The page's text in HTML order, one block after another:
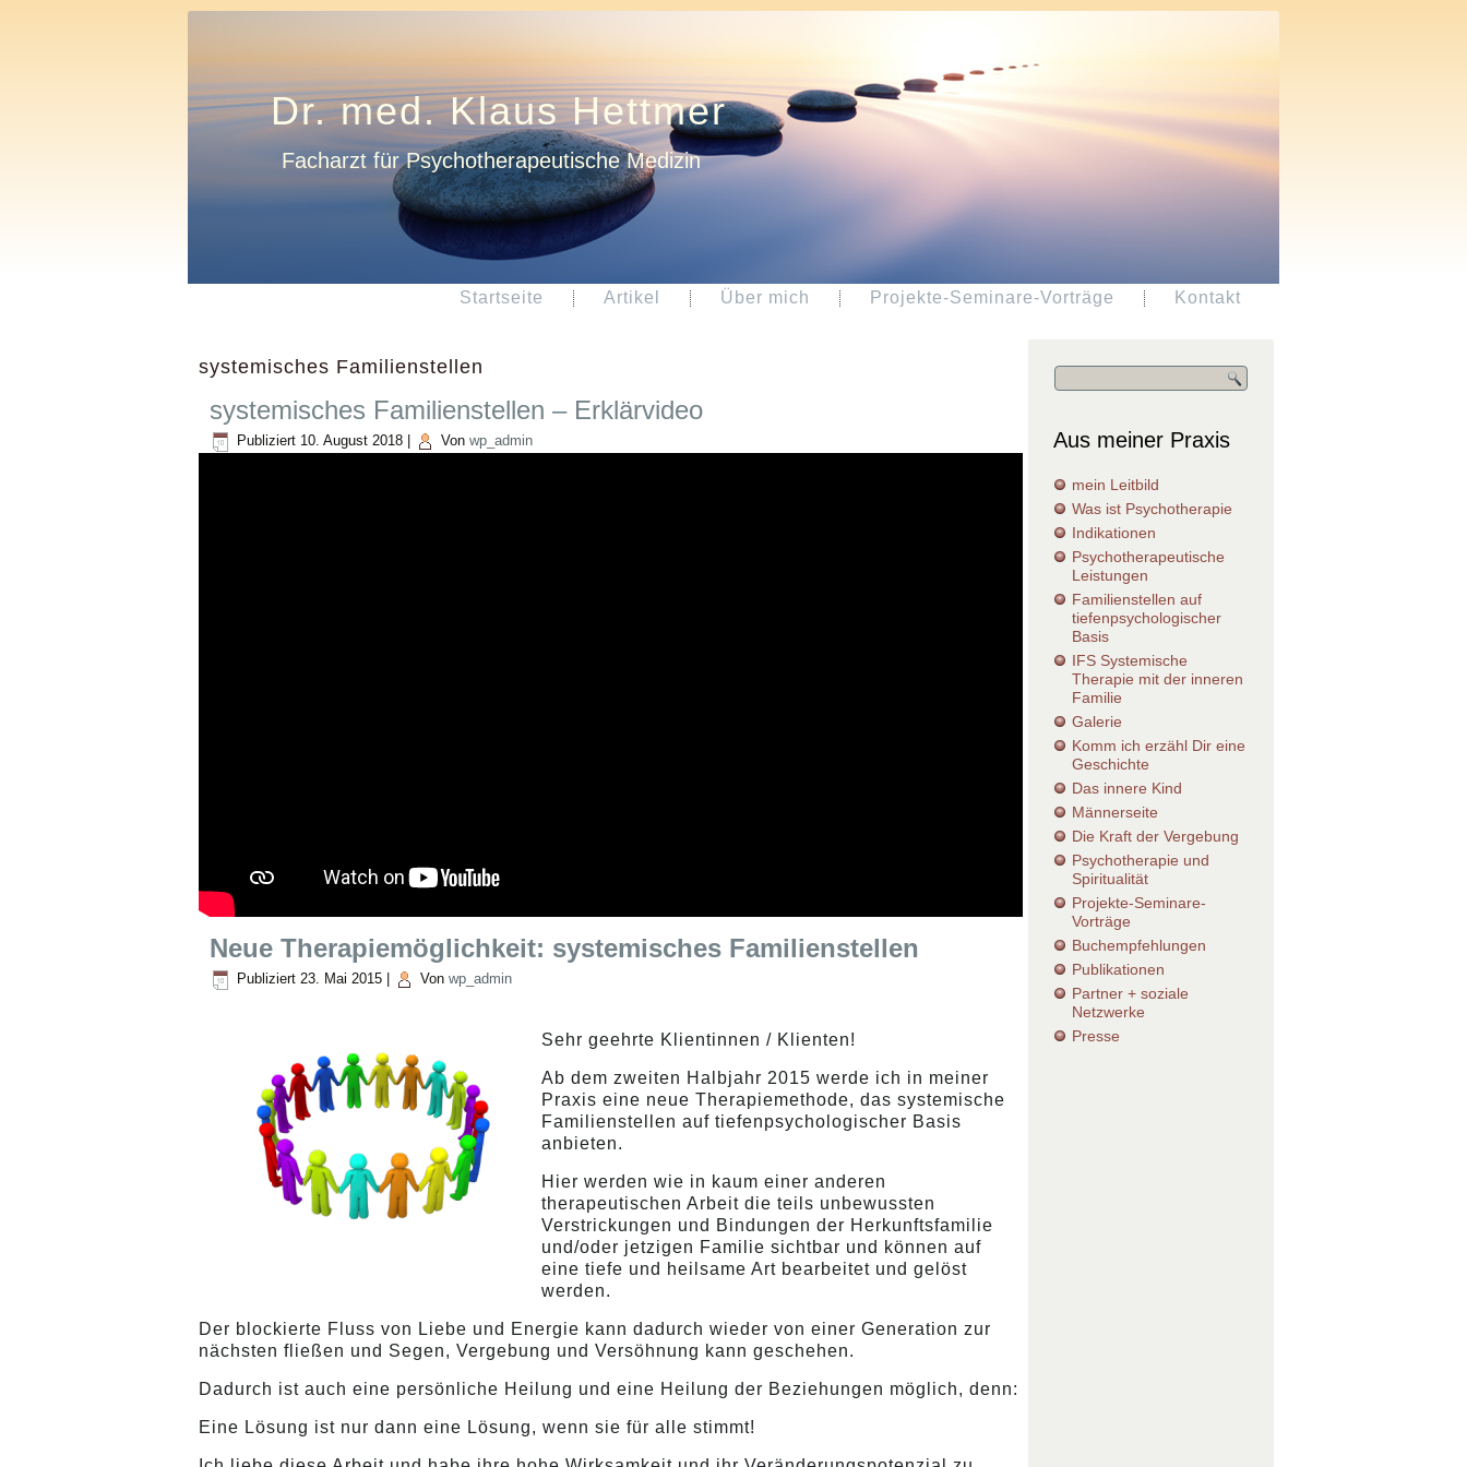
Dr. med. Klaus Hettmer
Facharzt für Psychotherapeutische Medizin
Startseite Artikel Über mich Projekte-Seminare-Vorträge Kontakt
systemisches Familienstellen
systemisches Familienstellen – Erklärvideo
Publiziert 10. August 2018 Von wp_admin
Neue Therapiemöglichkeit: systemisches Familienstellen
Publiziert 23. Mai 2015 Von wp_admin
Sehr geehrte Klientinnen / Klienten!
Ab dem zweiten Halbjahr 2015 werde ich in meiner
Praxis eine neue Therapiemethode, das systemische
Familienstellen auf tiefenpsychologischer Basis
anbieten.
Hier werden wie in kaum einer anderen
therapeutischen Arbeit die teils unbewussten
Verstrickungen und Bindungen der Herkunftsfamilie
und/oder jetzigen Familie sichtbar und können auf
eine tiefe und heilsame Art bearbeitet und gelöst
werden.
Der blockierte Fluss von Liebe und Energie kann dadurch wieder von einer Generation zur
nächsten fließen und Segen, Vergebung und Versöhnung kann geschehen.
Dadurch ist auch eine persönliche Heilung und eine Heilung der Beziehungen möglich, denn:
Eine Lösung ist nur dann eine Lösung, wenn sie für alle stimmt!
Aus meiner Praxis
mein Leitbild
Was ist Psychotherapie
Indikationen
Psychotherapeutische
Leistungen
Familienstellen auf
tiefenpsychologischer
Basis
IFS Systemische
Therapie mit der inneren
Familie
Galerie
Komm ich erzähl Dir eine
Geschichte
Das innere Kind
Männerseite
Die Kraft der Vergebung
Psychotherapie und
Spiritualität
Projekte-Seminare-
Vorträge
Buchempfehlungen
Publikationen
Partner + soziale
Netzwerke
Presse